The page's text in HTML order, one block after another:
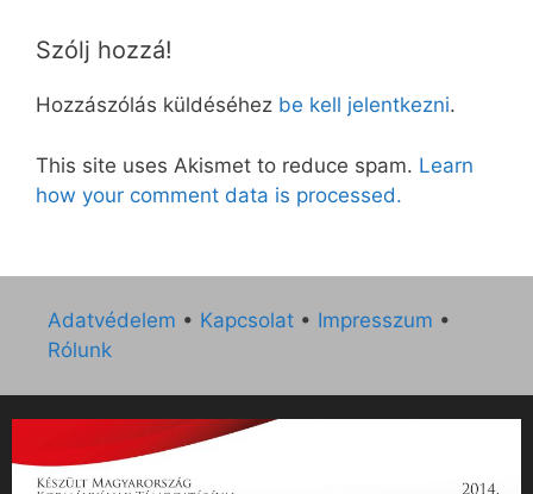
Szólj hozzá!
Hozzászólás küldéséhez be kell jelentkezni.
This site uses Akismet to reduce spam. Learn
how your comment data is processed.
Adatvédelem • Kapcsolat • Impresszum •
Rólunk